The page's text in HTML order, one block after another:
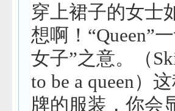
穿上裙子的女士
想啊！ “Queen”
女子”之意。（
to be a queen）
牌的服装，你会